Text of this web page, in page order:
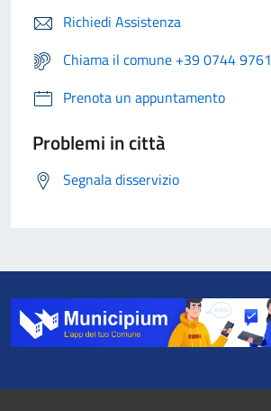
Richiedi Assistenza
Chiama il comune +39 0744 9761
Prenota un appuntamento
Problemi in città
Segnala disservizio